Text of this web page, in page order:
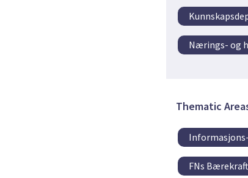
Nærings- og
Thematic
FNs